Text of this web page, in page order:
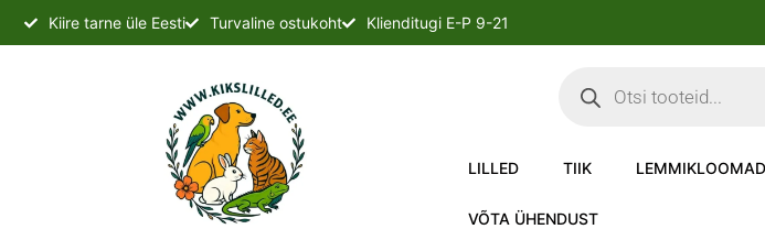
Kiire tarne üle Eesti Turvaline ostukoht Klienditugi E-P 9-21
LILLED TIIK LEMMIKLOOMAD
VÕTA ÜHENDUST